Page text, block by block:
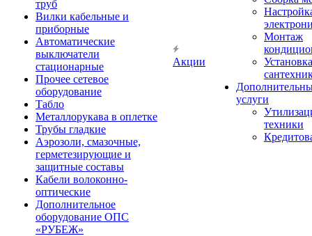
труб
Вилки кабельные и
приборные
Автоматические
выключатели
стационарные
Прочее сетевое
оборудование
Табло
Металлорукава в оплетке
Трубы гладкие
Аэрозоли, смазочные,
герметезирующие и
защитные составы
Кабели волоконно-
оптические
Дополнительное
оборудование ОПС
«РУБЕЖ»
Акции
Монтаж
Установка
услуги
техники